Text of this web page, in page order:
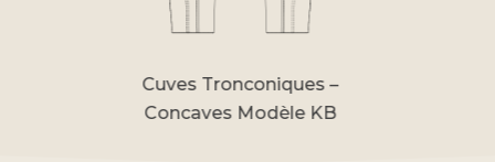
Cuves Tronconiques – faible
conicité